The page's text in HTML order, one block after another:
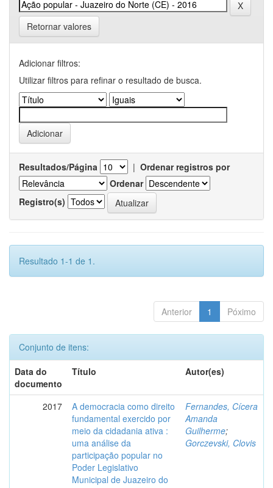
Retornar valores
Adicionar filtros:
Utilizar filtros para refinar o resultado de busca.
Resultados/Página | Ordenar registros por
Ordenar
Registro(s)
Resultado 1-1 de 1.
Anterior 1 Póximo
Conjunto de itens:
Data do
documento
Título Autor(es)
2017
A democracia como direito
fundamental exercido por
meio da cidadania ativa :
uma análise da
participação popular no
Poder Legislativo
Municipal de Juazeiro do
Fernandes, Cícera
Amanda
Guilherme;
Gorczevski, Clovis